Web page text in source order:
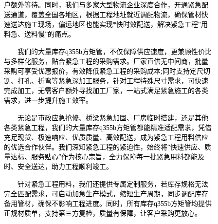
户额外等待。同时，我们与多家大型物流企业深度合作，开通紧急配
送通道，覆盖全国各地区，根据工程地址就近调配物流，确保管材快
速送达施工现场，偏远地区也能实现*快时效配送，解决紧急工程“用
料急、送料慢”的痛点。
我们的大量库存q355b方矩管，不仅保障供应速度，更兼顾性价比
与多样化服务，贴合紧急工程的采购需求。厂家直供无中间商，批量
采购可享受优惠报价，有效降低紧急工程的采购成本;同时支持定尺切
割、打孔、折弯等紧急深加工服务，针对工程特殊尺寸需求，可快速
完成加工，无需客户额外寻找加工厂家，一站式满足紧急施工的各类
需求，进一步提升施工效率。
无论是市政应急抢修、桥梁紧急加固、厂房临时搭建，还是其他
各类紧急工程，我们的大量库存q355b方矩管都能精准适配需求，凭借
充足现货、极速响应、优质质量、高效配送，成为紧急工程用料供应
的优选合作伙伴。我们深知紧急工程的紧迫性，始终将“快速供应、质
量达标、服务贴心”作为核心宗旨，全力保障每一批紧急用料都能及
时、安全送达，助力工程顺利竣工。
针对紧急工程用料，我们还提供专属定制服务，若库存规格无法
完全匹配需求，可启动加急生产模式，缩短生产周期，同步调配库存
备用管材，确保不影响工程进度。同时，所有库存q355b方矩管均提供
正规材质单，支持第三方复检，质量有保障，让客户采购更放心。